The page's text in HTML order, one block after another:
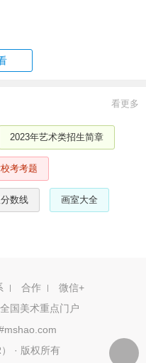
看更多
2023年艺术类招生简章
考考题
数线 画室大全
合作
微信+
全国美术重点门户
· 版权所有